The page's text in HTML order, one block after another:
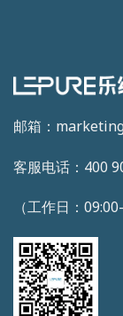
邮箱：
客服电话：400
（工作日：